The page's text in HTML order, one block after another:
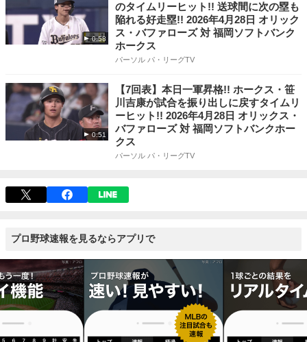
0:58
のタイムリーヒット!! 送球間に次の塁も
陥れる好走塁!! 2026年4月28日 オリック
ス・バファローズ 対 福岡ソフトバンク
ホークス
パーソル パ・リーグTV
0:51
【7回表】本日一軍昇格!! ホークス・笹
川吉康が試合を振り出しに戻すタイムリ
ーヒット!! 2026年4月28日 オリックス・
バファローズ 対 福岡ソフトバンクホー
クス
パーソル パ・リーグTV
プロ野球速報を見るならアプリで